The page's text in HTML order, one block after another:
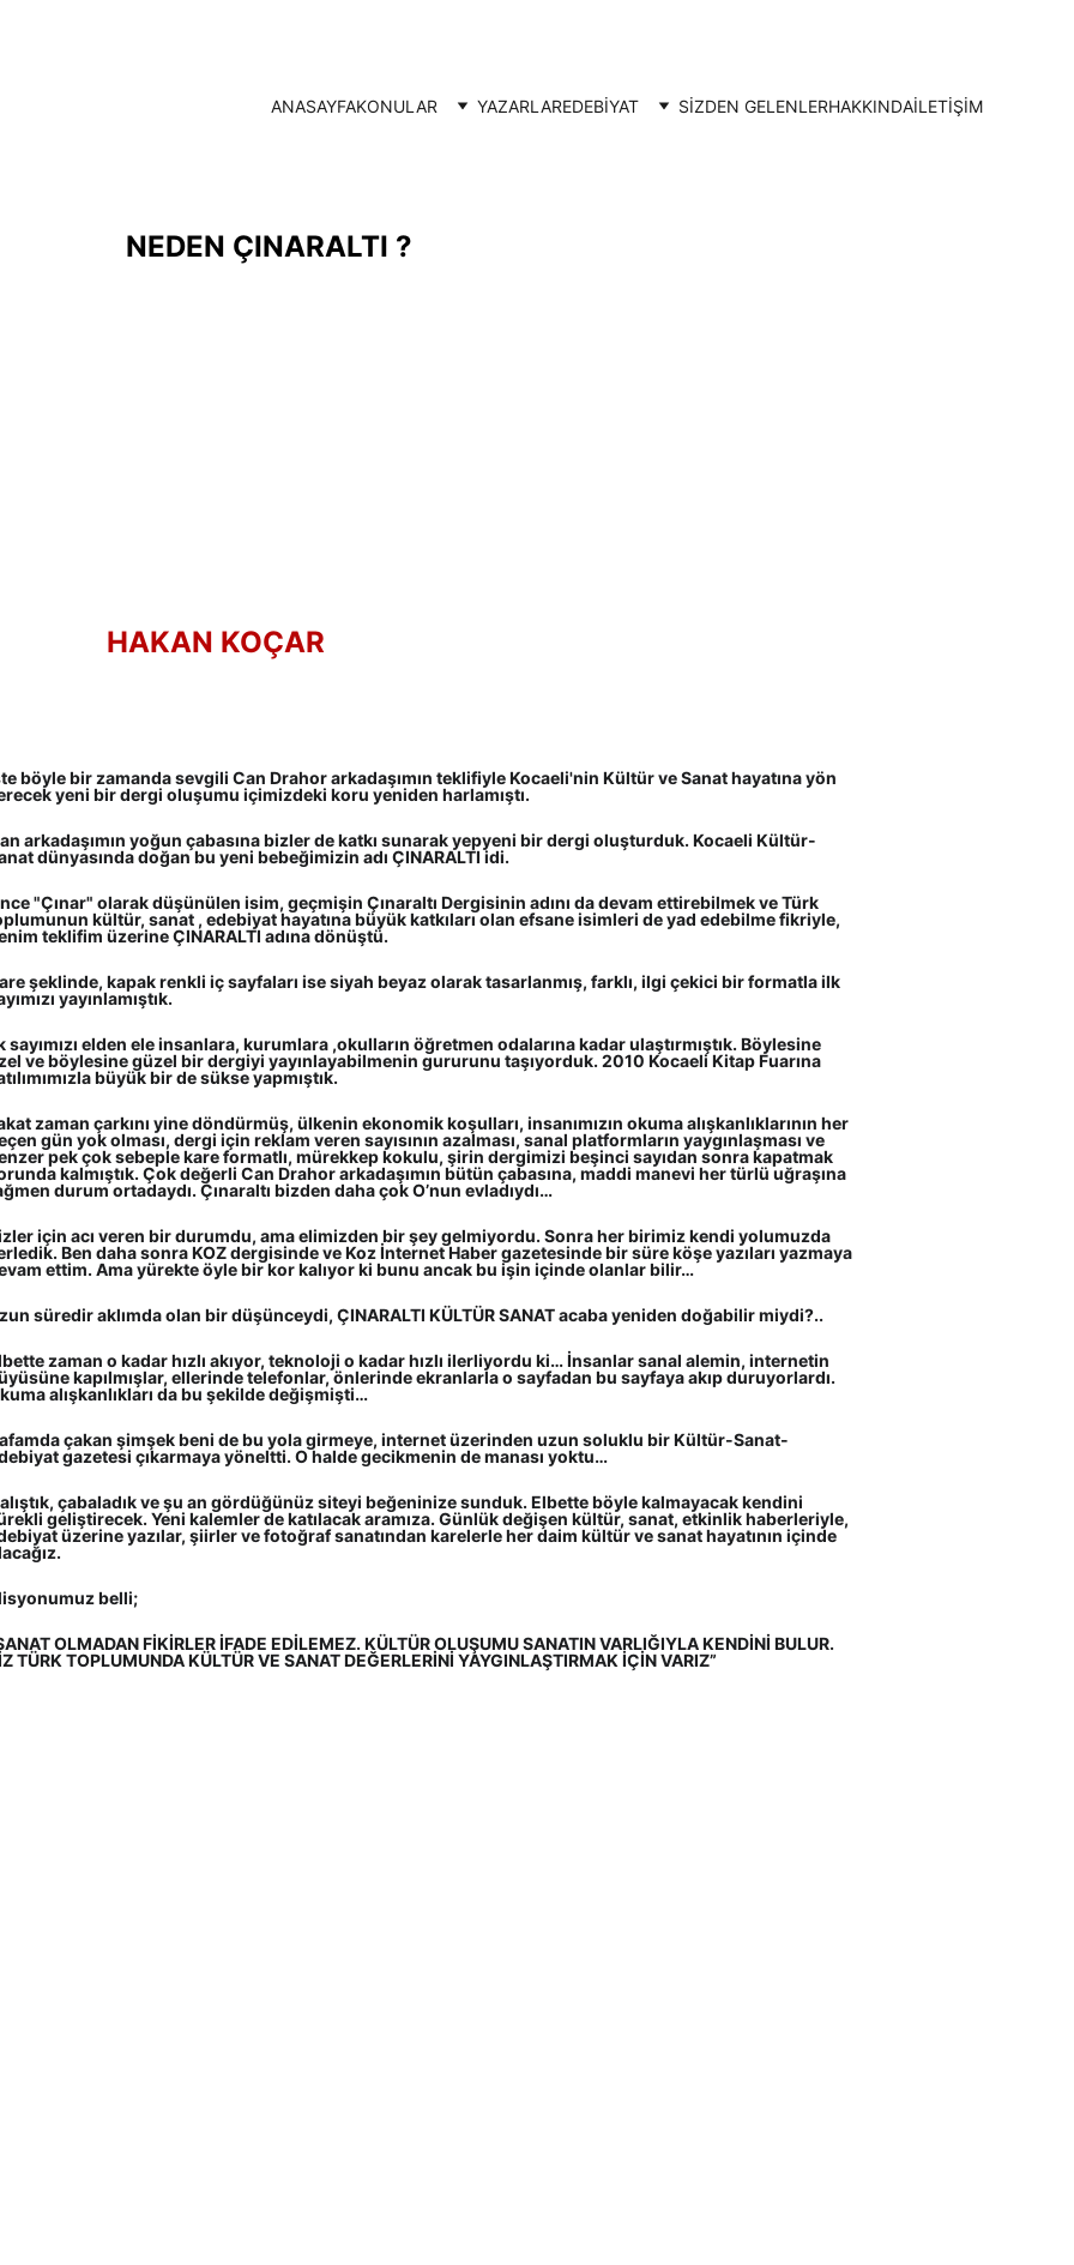
ANASAYFAKONULAR YAZARLAREDEBİYAT SİZDEN GELENLERHAKKINDAİLETIŞIM
NEDEN ÇINARALTI ?
HAKAN KOÇAR
böyle bir zamanda sevgili Can Drahor arkadaşımın teklifiyle Kocaeli'nin Kültür ve Sanat hayatına yön
yeni bir dergi oluşumu içimizdeki koru yeniden harlamıştı.
arkadaşımın yoğun çabasına bizler de katkı sunarak yepyeni bir dergi oluşturduk. Kocaeli Kültür-
dünyasında doğan bu yeni bebeğimizin adı ÇINARALTI idi.
"Çınar" olarak düşünülen isim, geçmişin Çınaraltı Dergisinin adını da devam ettirebilmek ve Türk
kültür, sanat , edebiyat hayatına büyük katkıları olan efsane isimleri de yad edebilme fikriyle,
teklifim üzerine ÇINARALTI adına dönüştü.
şeklinde, kapak renkli iç sayfaları ise siyah beyaz olarak tasarlanmış, farklı, ilgi çekici bir formatla ilk
yayınlamıştık.
sayımızı elden ele insanlara, kurumlara ,okulların öğretmen odalarına kadar ulaştırmıştık. Böylesine
ve böylesine güzel bir dergiyi yayınlayabilmenin gururunu taşıyorduk. 2010 Kocaeli Kitap Fuarına
büyük bir de sükse yapmıştık.
zaman çarkını yine döndürmüş, ülkenin ekonomik koşulları, insanımızın okuma alışkanlıklarının her
gün yok olması, dergi için reklam veren sayısının azalması, sanal platformların yaygınlaşması ve
pek çok sebeple kare formatlı, mürekkep kokulu, şirin dergimizi beşinci sayıdan sonra kapatmak
kalmıştık. Çok değerli Can Drahor arkadaşımın bütün çabasına, maddi manevi her türlü uğraşına
durum ortadaydı. Çınaraltı bizden daha çok O’nun evladıydı…
için acı veren bir durumdu, ama elimizden bir şey gelmiyordu. Sonra her birimiz kendi yolumuzda
Ben daha sonra KOZ dergisinde ve Koz İnternet Haber gazetesinde bir süre köşe yazıları yazmaya
ettim. Ama yürekte öyle bir kor kalıyor ki bunu ancak bu işin içinde olanlar bilir…
süredir aklımda olan bir düşünceydi, ÇINARALTI KÜLTÜR SANAT acaba yeniden doğabilir miydi?..
zaman o kadar hızlı akıyor, teknoloji o kadar hızlı ilerliyordu ki… İnsanlar sanal alemin, internetin
kapılmışlar, ellerinde telefonlar, önlerinde ekranlarla o sayfadan bu sayfaya akıp duruyorlardı.
alışkanlıkları da bu şekilde değişmişti…
çakan şimşek beni de bu yola girmeye, internet üzerinden uzun soluklu bir Kültür-Sanat-
gazetesi çıkarmaya yöneltti. O halde gecikmenin de manası yoktu…
çabaladık ve şu an gördüğünüz siteyi beğeninize sunduk. Elbette böyle kalmayacak kendini
geliştirecek. Yeni kalemler de katılacak aramıza. Günlük değişen kültür, sanat, etkinlik haberleriyle,
üzerine yazılar, şiirler ve fotoğraf sanatından karelerle her daim kültür ve sanat hayatının içinde
belli;
OLMADAN FİKİRLER İFADE EDİLEMEZ. KÜLTÜR OLUŞUMU SANATIN VARLIĞIYLA KENDİNİ BULUR.
TÜRK TOPLUMUNDA KÜLTÜR VE SANAT DEĞERLERİNİ YAYGINLAŞTIRMAK İÇİN VARIZ”